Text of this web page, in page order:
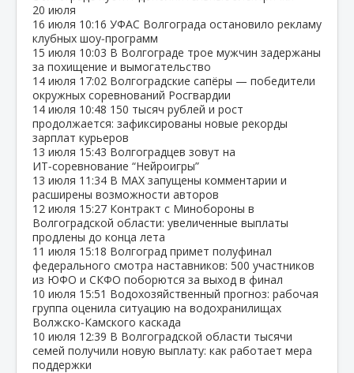
20 июля
16 июля 10:16 УФАС Волгограда остановило рекламу
клубных шоу‑программ
15 июля 10:03 В Волгограде трое мужчин задержаны
за похищение и вымогательство
14 июля 17:02 Волгоградские сапёры — победители
окружных соревнований Росгвардии
14 июля 10:48 150 тысяч рублей и рост
продолжается: зафиксированы новые рекорды
зарплат курьеров
13 июля 15:43 Волгоградцев зовут на
ИТ‑соревнование “Нейроигры”
13 июля 11:34 В МАХ запущены комментарии и
расширены возможности авторов
12 июля 15:27 Контракт с Минобороны в
Волгоградской области: увеличенные выплаты
продлены до конца лета
11 июля 15:18 Волгоград примет полуфинал
федерального смотра наставников: 500 участников
из ЮФО и СКФО поборются за выход в финал
10 июля 15:51 Водохозяйственный прогноз: рабочая
группа оценила ситуацию на водохранилищах
Волжско‑Камского каскада
10 июля 12:39 В Волгоградской области тысячи
семей получили новую выплату: как работает мера
поддержки